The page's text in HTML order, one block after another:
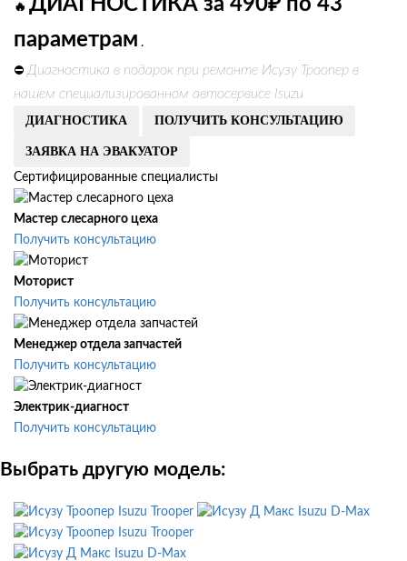
🔥 ДИАГНОСТИКА за 490₽ по 43
параметрам .
⛔ Диагностика в подарок при ремонте Исузу Троопер в
нашем специализированном автосервисе Isuzu
ДИАГНОСТИКА ПОЛУЧИТЬ КОНСУЛЬТАЦИЮ
ЗАЯВКА НА ЭВАКУАТОР
Сертифицированные специалисты
Мастер слесарного цеха
Получить консультацию
Моторист
Получить консультацию
Менеджер отдела запчастей
Получить консультацию
Электрик-диагност
Получить консультацию
Выбрать другую модель:
Isuzu Trooper
Isuzu D-Max
Isuzu Trooper
Isuzu D-Max